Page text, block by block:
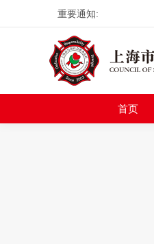
重要通知:
首页